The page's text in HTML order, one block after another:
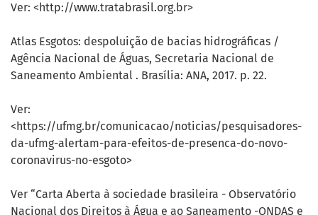
Ver: <http://www.tratabrasil.org.br>
Atlas Esgotos: despoluição de bacias hidrográficas /
Agência Nacional de Águas, Secretaria Nacional de
Saneamento Ambiental . Brasília: ANA, 2017. p. 22.
Ver:
<https://ufmg.br/comunicacao/noticias/pesquisadores-
da-ufmg-alertam-para-efeitos-de-presenca-do-novo-
coronavirus-no-esgoto>
Ver “Carta Aberta à sociedade brasileira - Observatório
Nacional dos Direitos à Água e ao Saneamento -ONDAS e